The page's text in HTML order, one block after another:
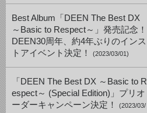
Best Album「DEEN The Best DX
～Basic to Respect～」発売記念！
DEEN30周年、約4年ぶりのインス
トアイベント決定！
(2023/03/01)
「DEEN The Best DX ～Basic to R
espect～ (Special Edition)」プリオ
ーダーキャンペーン決定！
(2023/03/